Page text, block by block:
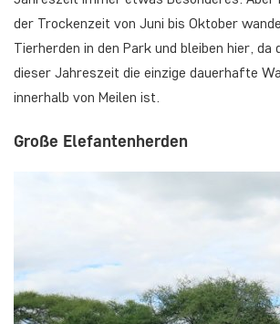
der Trockenzeit von Juni bis Oktober
Tierherden in den Park und bleiben hier, da
dieser Jahreszeit die einzige dauerhafte
innerhalb von Meilen ist.
Große Elefantenherden